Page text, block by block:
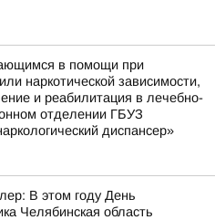
в помощи при
наркотической зависимости,
и реабилитация в лечебно-
отделении ГБУЗ
диспансер»
В этом году День
Челябинская область